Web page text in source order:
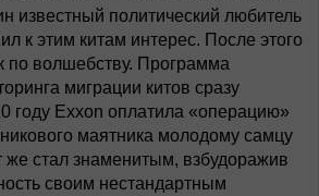
известный политический любитель
к этим китам интерес. После этого
по волшебству. Программа
миграции китов сразу
году Exxon оплатила «операцию»
маятника молодому самцу
же стал знаменитым, взбудоражив
своим нестандартным